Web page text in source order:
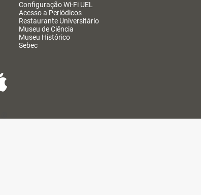
Configuração Wi-Fi UEL
Acesso a Periódicos
Restaurante Universitário
Museu de Ciência
Museu Histórico
Sebec